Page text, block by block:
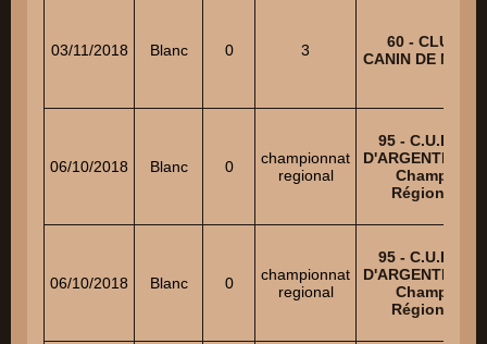
03/11/2018 Blanc 0 3
60 - CLUB
CANIN DE MERU
06/10/2018 Blanc 0
championnat
regional
95 - C.U.E.C.
D'ARGENTEUIL -
Champ.
Régional
06/10/2018 Blanc 0
championnat
regional
95 - C.U.E.C.
D'ARGENTEUIL -
Champ.
Régional